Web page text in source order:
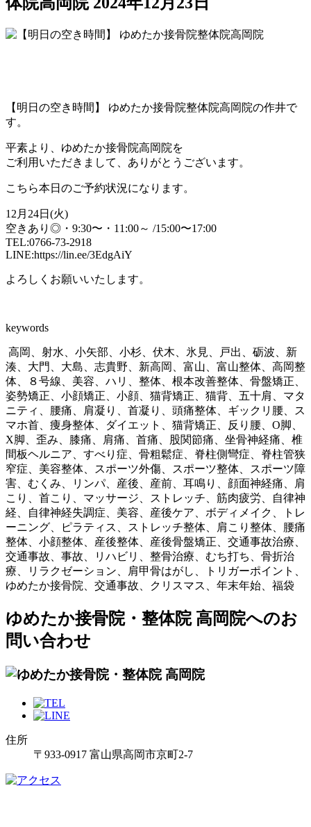
【明日の空き時間】 ゆめたか接骨院整体院高岡院の作井で
す。
平素より、ゆめたか接骨院高岡院を
ご利用いただきまして、ありがとうございます。
こちら本日のご予約状況になります。
12月24日(火)
空きあり◎・9:30〜・11:00～ /15:00〜17:00
TEL:0766-73-2918
LINE:https://lin.ee/3EdgAiY
よろしくお願いいたします。
keywords
高岡、射水、小矢部、小杉、伏木、氷見、戸出、砺波、新
湊、大門、大島、志貴野、新高岡、富山、富山整体、高岡整
体、８号線、美容、ハリ、整体、根本改善整体、骨盤矯正、
姿勢矯正、小顔矯正、小顔、猫背矯正、猫背、五十肩、マタ
ニティ、腰痛、肩凝り、首凝り、頭痛整体、ギックリ腰、ス
マホ首、痩身整体、ダイエット、猫背矯正、反り腰、O脚、
X脚、歪み、膝痛、肩痛、首痛、股関節痛、坐骨神経痛、椎
間板ヘルニア、すべり症、骨粗鬆症、脊柱側彎症、脊柱管狭
窄症、美容整体、スポーツ外傷、スポーツ整体、スポーツ障
害、むくみ、リンパ、産後、産前、耳鳴り、顔面神経痛、肩
こり、首こり、マッサージ、ストレッチ、筋肉疲労、自律神
経、自律神経失調症、美容、産後ケア、ボディメイク、トレ
ーニング、ピラティス、ストレッチ整体、肩こり整体、腰痛
整体、小顔整体、産後整体、産後骨盤矯正、交通事故治療、
交通事故、事故、リハビリ、整骨治療、むち打ち、骨折治
療、リラクゼーション、肩甲骨はがし、トリガーポイント、
ゆめたか接骨院、交通事故、クリスマス、年末年始、福袋
ゆめたか接骨院・整体院 高岡院へのお
問い合わせ
住所
〒933-0917 富山県高岡市京町2-7